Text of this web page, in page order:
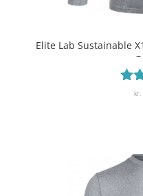
Elite Lab Sustainable
kr.